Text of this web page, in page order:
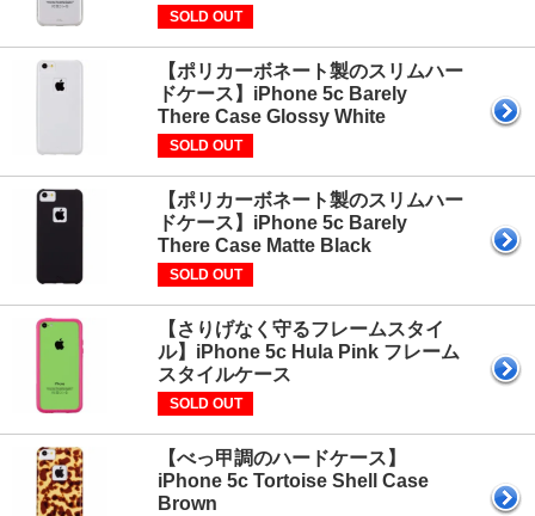
SOLD OUT
【ポリカーボネート製のスリムハー
ドケース】iPhone 5c Barely
There Case Glossy White
SOLD OUT
【ポリカーボネート製のスリムハー
ドケース】iPhone 5c Barely
There Case Matte Black
SOLD OUT
【さりげなく守るフレームスタイ
ル】iPhone 5c Hula Pink フレーム
スタイルケース
SOLD OUT
【べっ甲調のハードケース】
iPhone 5c Tortoise Shell Case
Brown